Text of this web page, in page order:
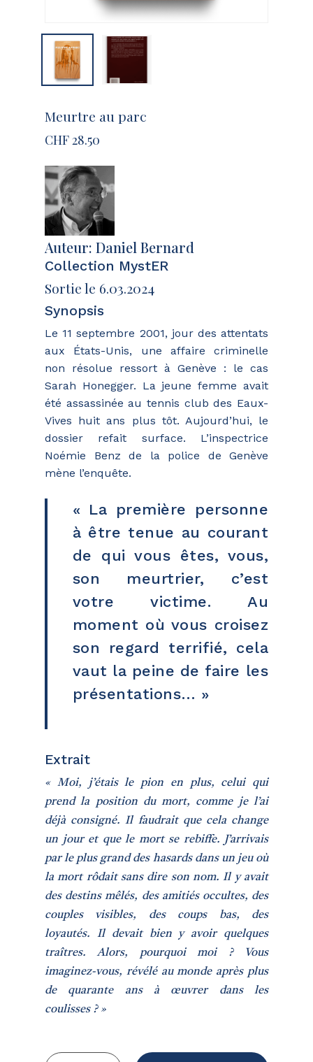
Meurtre au parc
CHF28.50
Auteur: Daniel Bernard
Collection MystER
Sortie le 6.03.2024
Synopsis
Le 11 septembre 2001, jour des attentats
aux États-Unis, une affaire criminelle
non résolue ressort à Genève : le cas
Sarah Honegger. La jeune femme avait
été assassinée au tennis club des Eaux-
Vives huit ans plus tôt. Aujourd’hui, le
dossier refait surface. L’inspectrice
Noémie Benz de la police de Genève
mène l’enquête.
« La première personne
à être tenue au courant
de qui vous êtes, vous,
son meurtrier, c’est
votre victime. Au
moment où vous croisez
son regard terrifié, cela
vaut la peine de faire les
présentations… »
Extrait
« Moi, j’étais le pion en plus, celui qui
prend la position du mort, comme je l’ai
déjà consigné. Il faudrait que cela change
un jour et que le mort se rebiffe. J’arrivais
par le plus grand des hasards dans un jeu où
la mort rôdait sans dire son nom. Il y avait
des destins mêlés, des amitiés occultes, des
couples visibles, des coups bas, des
loyautés. Il devait bien y avoir quelques
traîtres. Alors, pourquoi moi ? Vous
imaginez-vous, révélé au monde après plus
de quarante ans à œuvrer dans les
coulisses ? »
Nom*
et mon site dans le navigateur pour
mon prochain commentaire.